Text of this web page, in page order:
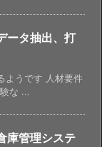
ータ抽出、打
ようです 人材要件
な ...
庫管理システ